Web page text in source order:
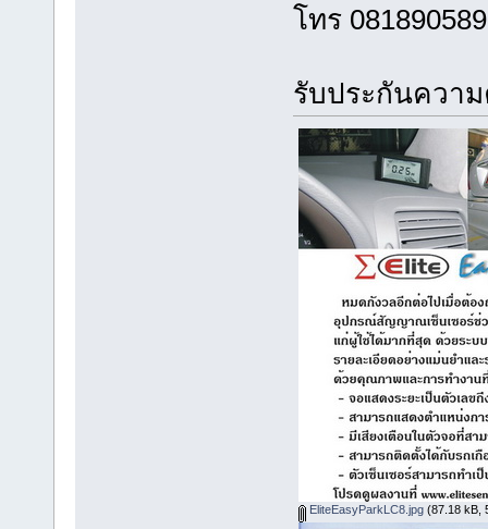
โทร
รับประกันควา
EliteEasyParkLC8.jpg(87.18 kB,